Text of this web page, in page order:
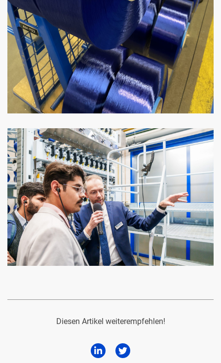
Diesen Artikel weiterempfehlen!